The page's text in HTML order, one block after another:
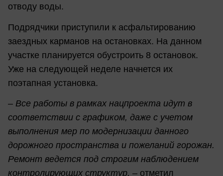
отводу воды.
Подрядчики приступили к асфальтированию
заездных карманов на остановках. На данном
участке планируется обустроить 8 остановок.
Уже на следующей неделе начнется их
поэтапная установка.
– Все работы в рамках нацпроекта идут в
соответствии с графиком, даже с учетом
выполнения мер по модернизации данного
дорожного пространства и пожеланий горожан.
Ремонт ведется под строгим наблюдением
контролирующих структур, – отметил